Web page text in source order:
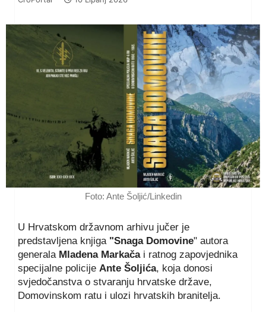
Foto: Ante Šoljić/Linkedin
U Hrvatskom državnom arhivu jučer je
predstavljena knjiga "Snaga Domovine" autora
generala Mladena Markačai ratnog zapovjednika
specijalne policije Ante Šoljića, koja donosi
svjedočanstva o stvaranju hrvatske države,
Domovinskom ratu i ulozi hrvatskih branitelja.